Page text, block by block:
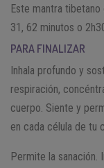
Este mantra
31, 62 minutos o
PARA FINALIZAR
Inhala profundo y
respiración,
cuerpo. Siente y
en cada célula de tu
Permite la sanación.